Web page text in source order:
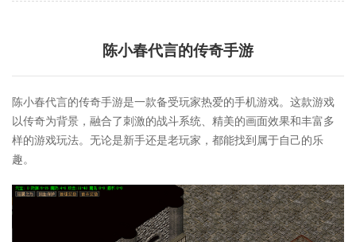
陈小春代言的传奇手游
陈小春代言的传奇手游是一款备受玩家热爱的手机游戏。这款游戏
以传奇为背景，融合了刺激的战斗系统、精美的画面效果和丰富多
样的游戏玩法。无论是新手还是老玩家，都能找到属于自己的乐
趣。